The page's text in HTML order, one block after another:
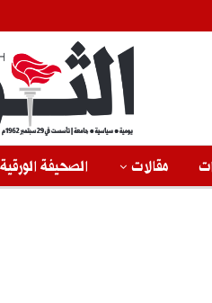
مقالات الصحيفة الورقية